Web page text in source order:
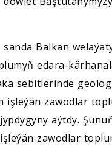
Balkan
edara-
sebitlerinde
işleýän zawodlar
aýtdy.
zawodlar